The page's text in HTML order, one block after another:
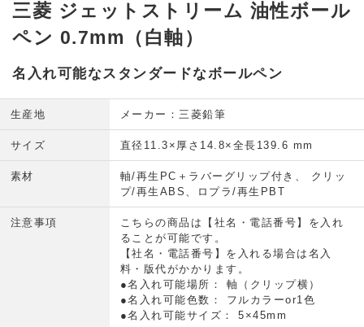
三菱 ジェットストリーム 油性ボール
ペン 0.7mm（白軸）
名入れ可能なスタンダードなボールペン
生産地 メーカー：三菱鉛筆
サイズ 直径11.3×厚さ14.8×全長139.6 mm
素材
軸/再生PC＋ラバーグリップ付き、 クリッ
プ/再生ABS、ロプラ/再生PBT
注意事項
こちらの商品は【社名・電話番号】を入れ
ることが可能です。
【社名・電話番号】を入れる場合は名入
料・版代がかかります。
●名入れ可能場所： 軸（クリップ横）
●名入れ可能色数： フルカラーor1色
●名入れ可能サイズ： 5×45mm